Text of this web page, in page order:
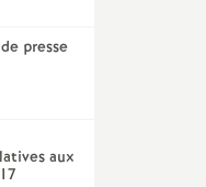
presse
aux